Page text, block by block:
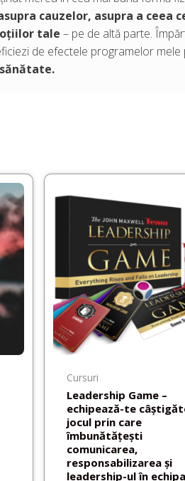
cauzelor, asupra a
tale – pe de altă parte.
de efectele programelor
Cursuri
Leadership Game –
echipează-te
jocul prin care
îmbunătățești
comunicarea,
responsabilizarea și
leadership-ul în